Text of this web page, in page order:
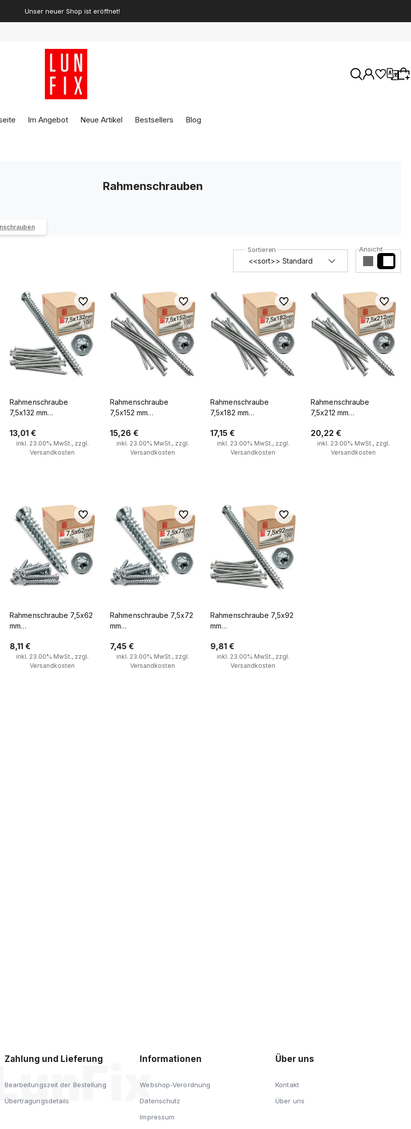
Die besten Gewächshäuser auf dem Markt!
Im Angebot Neue Artikel Bestsellers Blog
Rahmenschrauben
Ansicht
Rahmenschraube
7,5x132 mm
Senkkopf 100 Stück
13,01 €
inkl. 23.00% MwSt., zzgl.
Versandkosten
Zu Favoriten
Rahmenschraube
7,5x152 mm
Senkkopf 100 Stück
15,26 €
inkl. 23.00% MwSt., zzgl.
Versandkosten
Zu Favoriten
Rahmenschraube
7,5x182 mm
Senkkopf 100 Stück
17,15 €
inkl. 23.00% MwSt., zzgl.
Versandkosten
Zu Favoriten
Rahmenschraube
7,5x212 mm
Senkkopf 100 Stück
20,22 €
inkl. 23.00% MwSt., zzgl.
Versandkosten
Zu
Rahmenschraube 7,5x62
mm
Senkkopf 100 Stück
8,11 €
inkl. 23.00% MwSt., zzgl.
Versandkosten
Zu Favoriten
Rahmenschraube 7,5x72
mm
Senkkopf 100 Stück
7,45 €
inkl. 23.00% MwSt., zzgl.
Versandkosten
Zu Favoriten
Rahmenschraube 7,5x92
mm
Senkkopf 100 Stück
9,81 €
inkl. 23.00% MwSt., zzgl.
Versandkosten
Zu Favoriten
Zahlung und Lieferung
Bearbeitungszeit der Bestellung
Übertragungsdetails
Informationen
Webshop-Verordnung
Datenschutz
Impressum
Über uns
Kontakt
Über uns